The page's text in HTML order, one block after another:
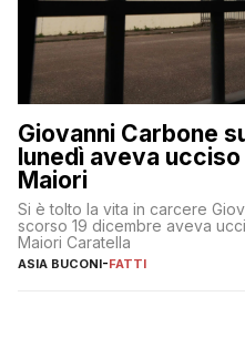
Giovanni Carbone
lunedì aveva ucciso
Maiori
Si è tolto la vita in carcere
scorso 19 dicembre aveva
Maiori Caratella
ASIA BUCONI-FATTI